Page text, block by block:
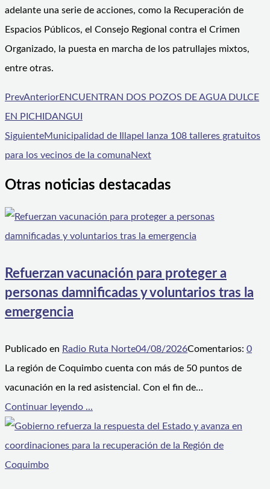
adelante una serie de acciones, como la Recuperación de
Espacios Públicos, el Consejo Regional contra el Crimen
Organizado, la puesta en marcha de los patrullajes mixtos,
entre otras.
PrevAnteriorENCUENTRAN DOS POZOS DE AGUA DULCE
EN PICHIDANGUI
SiguienteMunicipalidad de Illapel lanza 108 talleres gratuitos
para los vecinos de la comunaNext
Otras noticias destacadas
Refuerzan vacunación para proteger a
personas damnificadas y voluntarios tras la
emergencia
Publicado en Radio Ruta Norte04/08/2026Comentarios: 0
La región de Coquimbo cuenta con más de 50 puntos de
vacunación en la red asistencial. Con el fin de…
Continuar leyendo ...